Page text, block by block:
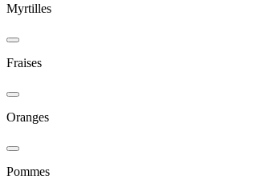
Myrtilles
Fraises
Oranges
Pommes